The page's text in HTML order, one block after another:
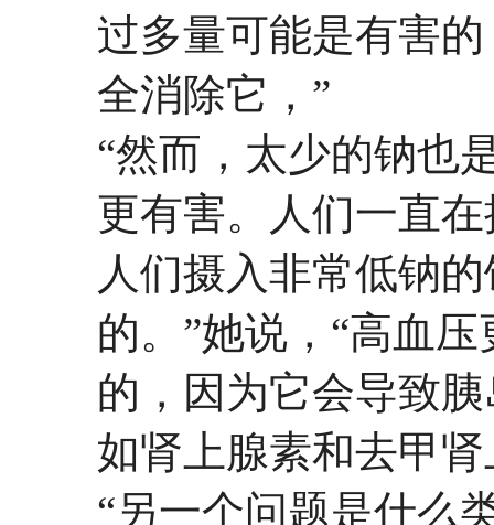
过多量可能是有害
全消除它，”
“然而，太少的钠也
更有害。人们一直
人们摄入非常低钠
的。”她说，“高血
的，因为它会导致
如肾上腺素和去甲
“另一个问题是什么